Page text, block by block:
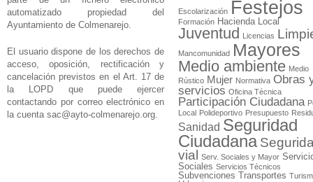
automatizado propiedad del
Ayuntamiento de Colmenarejo.
El usuario dispone de los derechos de
acceso, oposición, rectificación y
cancelación previstos en el Art. 17 de
la LOPD que puede ejercer
contactando por correo electrónico en
la cuenta sac@ayto-colmenarejo.org.
Escolarización Festejos
Formación Hacienda Local
Juventud Licencias
Mancomunidad Mayores
Medio ambiente Medio
Rústico Mujer Normativa Obras
servicios Oficina Técnica
Participación Ciudadana
Local Polideportivo Presupuesto
Sanidad Seguridad
Ciudadana
vial
Serv. Sociales y Mayor
Sociales Servicios Técnicos
Subvenciones Transportes